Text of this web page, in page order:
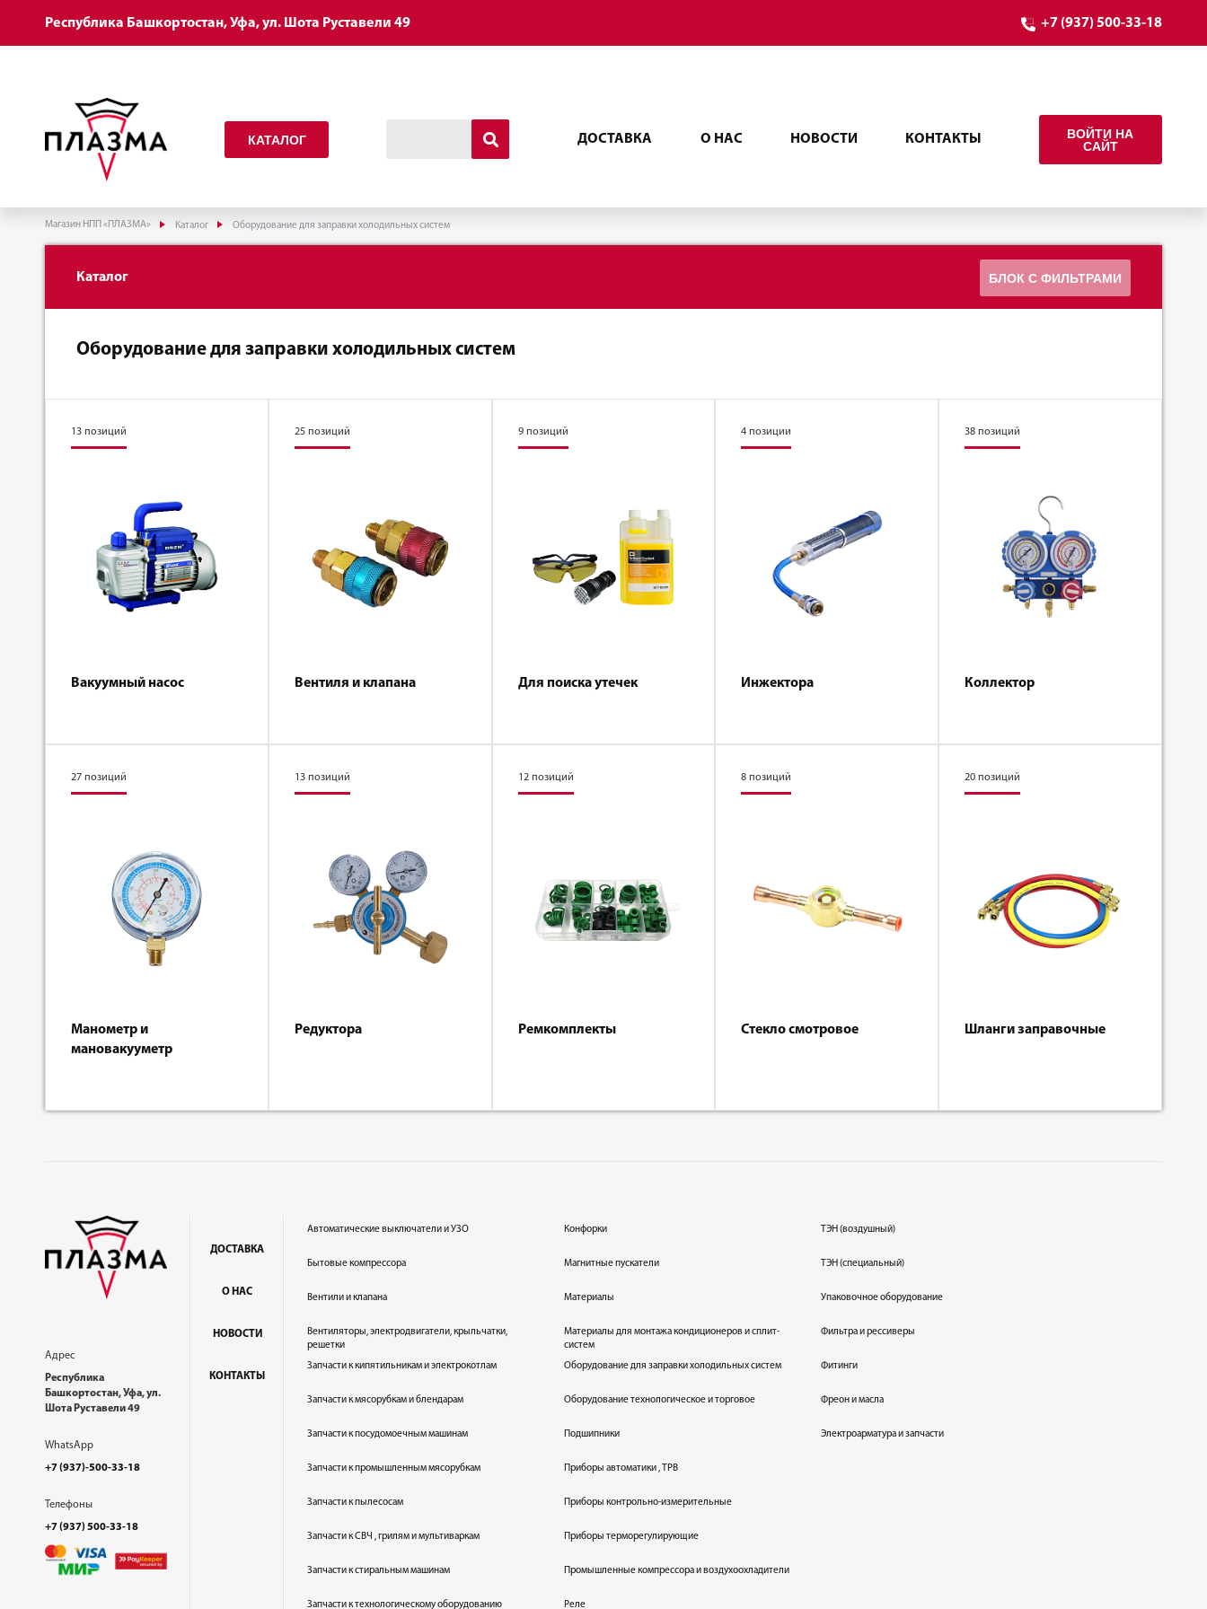
Республика Башкортостан, Уфа, ул. Шота Руставели 49 +7 (937) 500-33-18
КАТАЛОГ ДОСТАВКА О НАС НОВОСТИ КОНТАКТЫ
ВОЙТИ НА
САЙТ
Магазин НПП «ПЛАЗМА» Каталог Оборудование для заправки холодильных систем
Каталог БЛОК С ФИЛЬТРАМИ
Оборудование для заправки холодильных систем
13 позиций
Вакуумный насос
25 позиций
Вентиля и клапана
9 позиций
Для поиска утечек
4 позиции
Инжектора
38 позиций
Коллектор
27 позиций
Манометр и
мановакууметр
13 позиций
Редуктора
12 позиций
Ремкомплекты
8 позиций
Стекло смотровое
20 позиций
Шланги заправочные
Адрес
Республика
Башкортостан, Уфа, ул.
Шота Руставели 49
WhatsApp
+7 (937)-500-33-18
Телефоны
+7 (937) 500-33-18
ДОСТАВКА
О НАС
НОВОСТИ
КОНТАКТЫ
Автоматические выключатели и УЗО
Бытовые компрессора
Вентили и клапана
Вентиляторы, электродвигатели, крыльчатки,
решетки
Запчасти к кипятильникам и электрокотлам
Запчасти к мясорубкам и блендарам
Запчасти к посудомоечным машинам
Запчасти к промышленным мясорубкам
Запчасти к пылесосам
Запчасти к СВЧ , грилям и мультиваркам
Запчасти к стиральным машинам
Запчасти к технологическому оборудованию
Конфорки
Магнитные пускатели
Материалы
Материалы для монтажа кондиционеров и сплит-
систем
Оборудование для заправки холодильных систем
Оборудование технологическое и торговое
Подшипники
Приборы автоматики , ТРВ
Приборы контрольно-измерительные
Приборы терморегулирующие
Промышленные компрессора и воздухоохладители
Реле
ТЭН (воздушный)
ТЭН (специальный)
Упаковочное оборудование
Фильтра и рессиверы
Фитинги
Фреон и масла
Электроарматура и запчасти